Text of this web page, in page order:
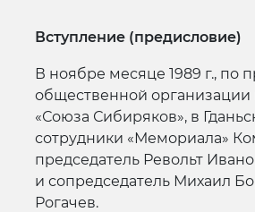
Вступление (предисловие)
В ноябре месяце 1989 г., по
общественной организации
«Союза Сибиряков», в
сотрудники «Мемориала»
председатель Револьт
и сопредседатель Михаил
Рогачев.